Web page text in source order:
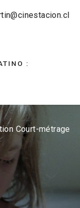
:
Court-métrage